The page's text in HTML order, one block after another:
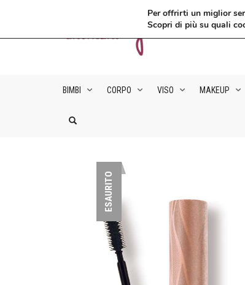
BIMBI CORPO VISO MAKEUP
ESAURITO
Per offrirti un miglior
Scopri di più su quali